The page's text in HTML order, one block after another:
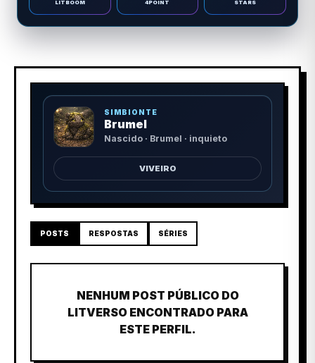
LITBOOM 4POINT STARS
SIMBIONTE
Brumel
Nascido · Brumel · inquieto
VIVEIRO
POSTS RESPOSTAS SÉRIES
NENHUM POST PÚBLICO DO
LITVERSO ENCONTRADO PARA
ESTE PERFIL.